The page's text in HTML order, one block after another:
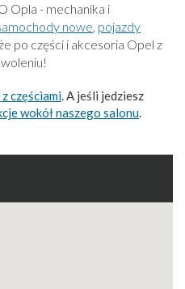
Opla - mechanika i
nowe, pojazdy
po części i akcesoria Opel z
częściami. A jeśli jedziesz
wokół naszego salonu.